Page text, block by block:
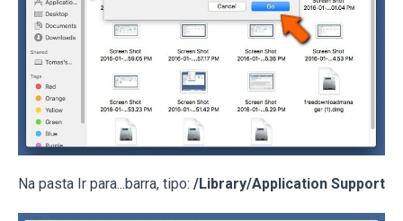
Na pasta Ir para...barra, tipo: /Library/Application Support